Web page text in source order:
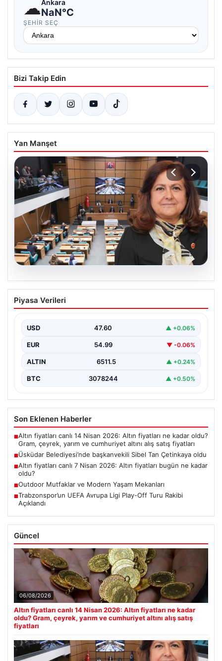
☁Ankara
NaN°C
ŞEHIR SEÇ
Bizi Takip Edin
Yan Manşet
05.08.2026
Üsküdar Belediyesi’nde başkanvekili
Sibel Tan Çetinkaya oldu
Piyasa Verileri
USD 47.60 ▲ +0.06%
EUR 54.99 ▼ -0.06%
ALTIN 6511.5 ▲ +0.24%
BTC 3078244 ▲ +0.50%
Son Eklenen Haberler
■Altın fiyatları canlı 14 Nisan 2026: Altın fiyatları ne kadar oldu?
Gram, çeyrek, yarım ve cumhuriyet altını alış satış fiyatları
■Üsküdar Belediyesi’nde başkanvekili Sibel Tan Çetinkaya oldu
■Altın fiyatları canlı 7 Nisan 2026: Altın fiyatları bugün ne kadar
oldu?
■Outdoor Mutfaklar ve Modern Yaşam Mekanları
■Trabzonspor’un UEFA Avrupa Ligi Play-Off Turu Rakibi
Açıklandı
Güncel
06/08/2026
Altın fiyatları canlı 14 Nisan 2026: Altın fiyatları ne kadar
oldu? Gram, çeyrek, yarım ve cumhuriyet altını alış satış
fiyatları